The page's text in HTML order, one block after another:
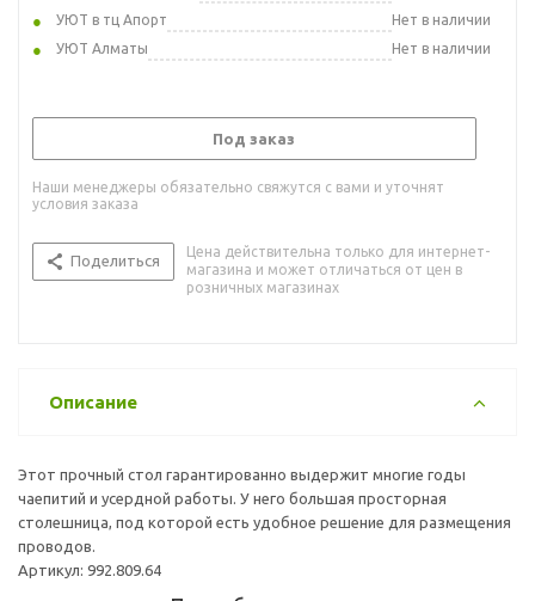
УЮТ в тц Апорт
Нет в наличии
УЮТ Алматы
Нет в наличии
Под заказ
Наши менеджеры обязательно свяжутся с вами и уточнят
условия заказа
Поделиться
Цена действительна только для интернет-
магазина и может отличаться от цен в
розничных магазинах
Описание
Этот прочный стол гарантированно выдержит многие годы
чаепитий и усердной работы. У него большая просторная
столешница, под которой есть удобное решение для размещения
проводов.
Артикул: 992.809.64